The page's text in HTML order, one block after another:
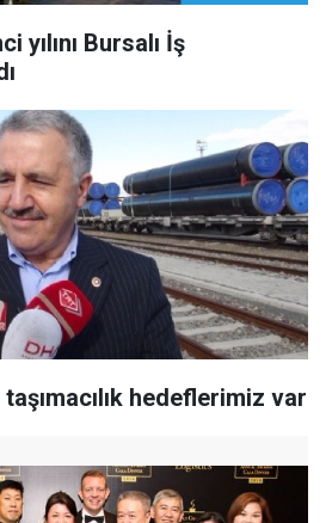
yılını Bursalı İş
hedeflerimiz var